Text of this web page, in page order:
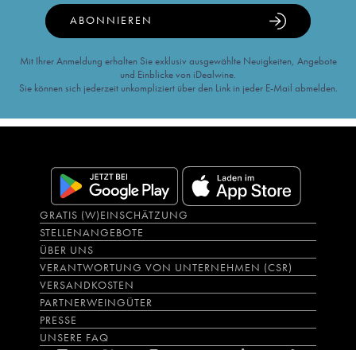
ABONNIEREN
Mit Ihrer Anmeldung erhalten Sie exklusiv ausgewählte Neuigkeiten, Angebote
und Einblicke von iDealwine.
Sie können sich jederzeit unkompliziert über den Link in jeder E-Mail abmelden.
GRATIS (W)EINSCHÄTZUNG
STELLENANGEBOTE
ÜBER UNS
VERANTWORTUNG VON UNTERNEHMEN (CSR)
VERSANDKOSTEN
PARTNERWEINGÜTER
PRESSE
UNSERE FAQ